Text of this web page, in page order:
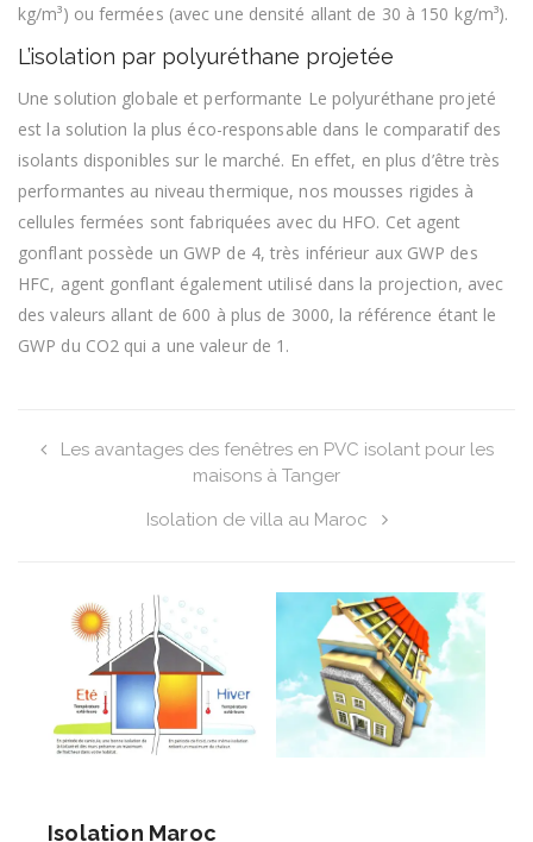
kg/m³) ou fermées (avec une densité allant de 30 à 150 kg/m³).
L’isolation par polyuréthane projetée
Une solution globale et performante Le polyuréthane projeté
est la solution la plus éco-responsable dans le comparatif des
isolants disponibles sur le marché. En effet, en plus d’être très
performantes au niveau thermique, nos mousses rigides à
cellules fermées sont fabriquées avec du HFO. Cet agent
gonflant possède un GWP de 4, très inférieur aux GWP des
HFC, agent gonflant également utilisé dans la projection, avec
des valeurs allant de 600 à plus de 3000, la référence étant le
GWP du CO2 qui a une valeur de 1.
Les avantages des fenêtres en PVC isolant pour les
maisons à Tanger
Isolation de villa au Maroc
Isolation Maroc